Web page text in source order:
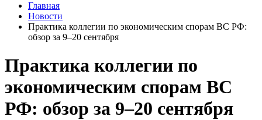
Главная
Новости
Практика коллегии по экономическим спорам ВС РФ:
обзор за 9–20 сентября
Практика коллегии по
экономическим спорам ВС
РФ: обзор за 9–20 сентября